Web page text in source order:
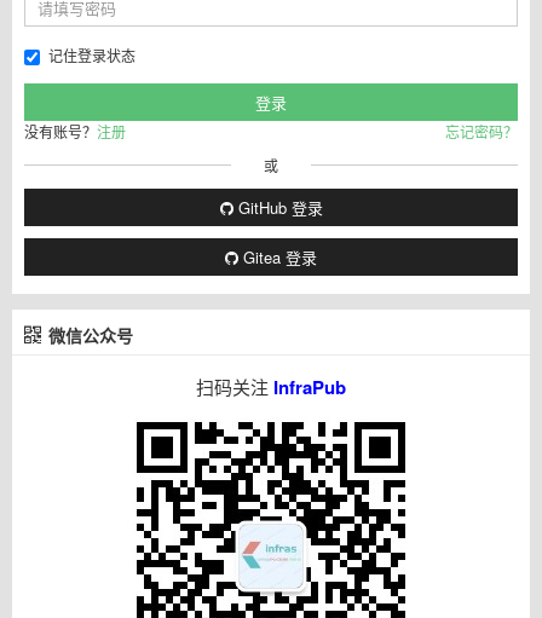
记住登录状态
没有账号？ 注册
忘记密码？
或
GitHub 登录
Gitea 登录
微信公众号
扫码关注 InfraPub